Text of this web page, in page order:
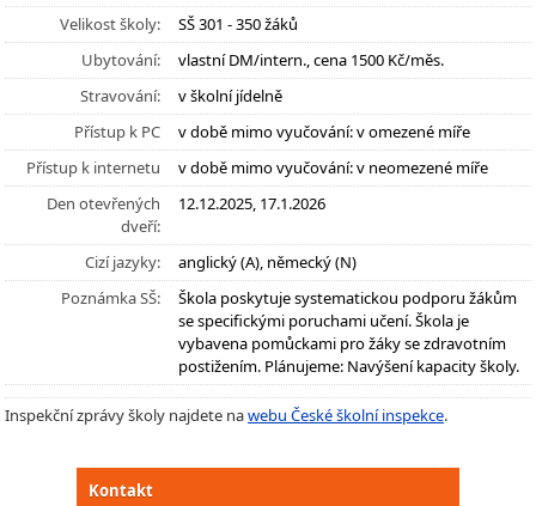
Velikost školy:
SŠ 301 - 350 žáků
Ubytování:
vlastní DM/intern., cena 1500 Kč/měs.
Stravování:
v školní jídelně
Přístup k PC
v době mimo vyučování: v omezené míře
Přístup k internetu
v době mimo vyučování: v neomezené míře
Den otevřených
dveří:
12.12.2025, 17.1.2026
Cizí jazyky:
anglický (A), německý (N)
Poznámka SŠ:
Škola poskytuje systematickou podporu žákům
se specifickými poruchami učení. Škola je
vybavena pomůckami pro žáky se zdravotním
postižením. Plánujeme: Navýšení kapacity školy.
Inspekční zprávy školy najdete nawebu České školní inspekce.
Kontakt